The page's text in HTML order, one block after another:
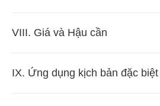
VIII. Giá và Hậu cần
IX. Ứng dụng kịch bản đặc biệt